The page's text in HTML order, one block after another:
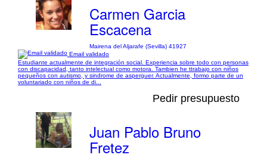
Carmen Garcia
Escacena
Mairena del Aljarafe (Sevilla) 41927
Email validado
Estudiante actualmente de integración social. Experiencia sobre todo con personas
con discapacidad, tanto intelectual como motora. Tambien he ttrabajo con niños
pequeños con autismo, y sindrome de asperguer. Actualmente, formo parte de un
voluntariado con niños de di...
Pedir presupuesto
Juan Pablo Bruno
Fretez